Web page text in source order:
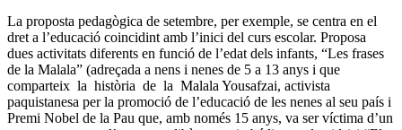
La proposta pedagògica de setembre, per exemple, se centra en el
dret a l’educació coincidint amb l’inici del curs escolar. Proposa
dues activitats diferents en funció de l’edat dels infants, “Les frases
de la Malala” (adreçada a nens i nenes de 5 a 13 anys i que
comparteix la història de la Malala Yousafzai, activista
paquistanesa per la promoció de l’educació de les nenes al seu país i
Premi Nobel de la Pau que, amb només 15 anys, va ser víctima d’un